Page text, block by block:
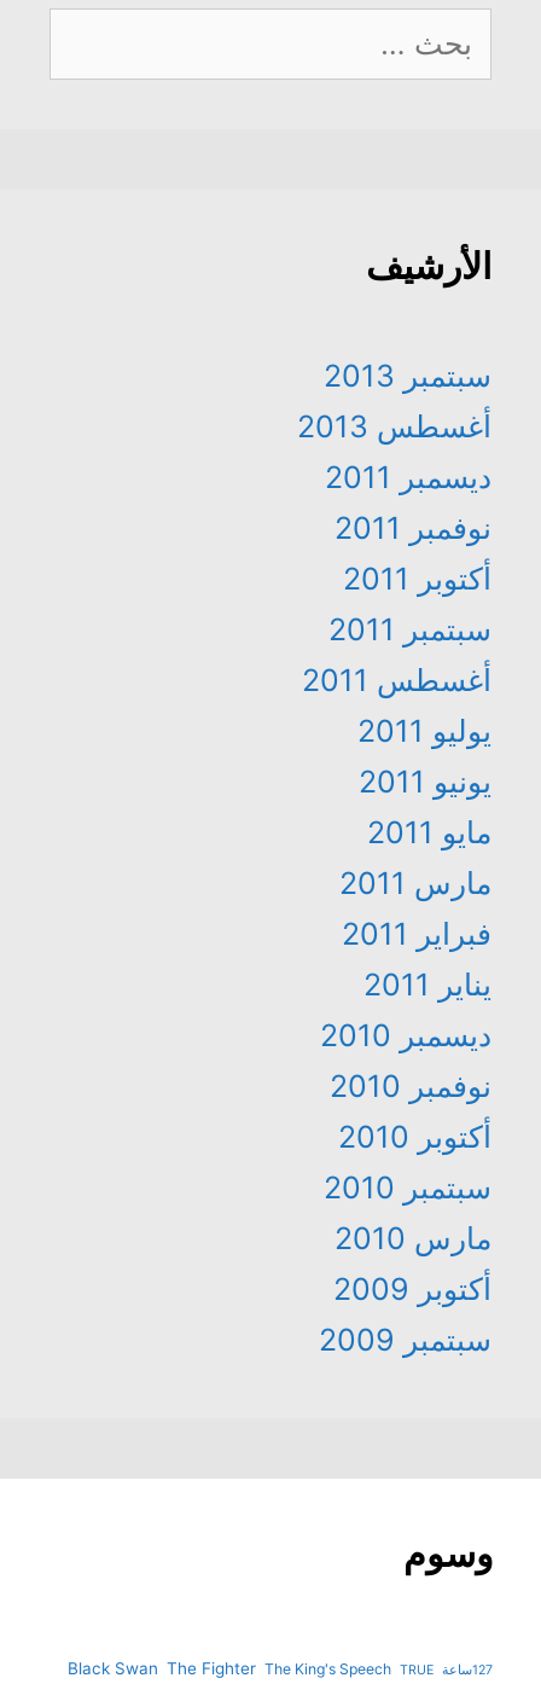
عن:
الأرشيف
سبتمبر 2013
أغسطس 2013
ديسمبر 2011
نوفمبر 2011
أكتوبر 2011
سبتمبر 2011
أغسطس 2011
يوليو 2011
يونيو 2011
مايو 2011
مارس 2011
فبراير 2011
يناير 2011
ديسمبر 2010
نوفمبر 2010
أكتوبر 2010
سبتمبر 2010
مارس 2010
أكتوبر 2009
سبتمبر 2009
وسوم
127ساعة Black Swan The Fighter The King's Speech TRUE